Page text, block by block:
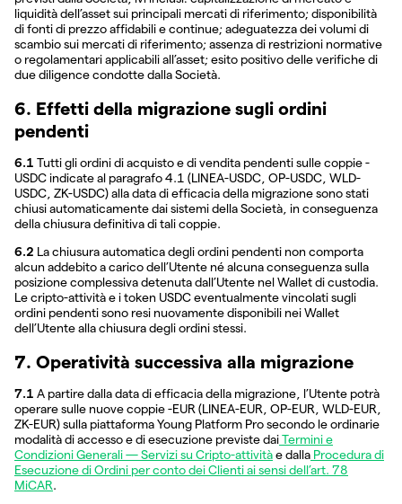
liquidità dell’asset sui principali mercati di riferimento; disponibilità
di fonti di prezzo affidabili e continue; adeguatezza dei volumi di
scambio sui mercati di riferimento; assenza di restrizioni normative
o regolamentari applicabili all’asset; esito positivo delle verifiche di
due diligence condotte dalla Società.
6. Effetti della migrazione sugli ordini
pendenti
6.1 Tutti gli ordini di acquisto e di vendita pendenti sulle coppie -
USDC indicate al paragrafo 4.1 (LINEA-USDC, OP-USDC, WLD-
USDC, ZK-USDC) alla data di efficacia della migrazione sono stati
chiusi automaticamente dai sistemi della Società, in conseguenza
della chiusura definitiva di tali coppie.
6.2 La chiusura automatica degli ordini pendenti non comporta
alcun addebito a carico dell’Utente né alcuna conseguenza sulla
posizione complessiva detenuta dall’Utente nel Wallet di custodia.
Le cripto-attività e i token USDC eventualmente vincolati sugli
ordini pendenti sono resi nuovamente disponibili nei Wallet
dell’Utente alla chiusura degli ordini stessi.
7. Operatività successiva alla migrazione
7.1 A partire dalla data di efficacia della migrazione, l’Utente potrà
operare sulle nuove coppie -EUR (LINEA-EUR, OP-EUR, WLD-EUR,
ZK-EUR) sulla piattaforma Young Platform Pro secondo le ordinarie
modalità di accesso e di esecuzione previste daiTermini e
Condizioni Generali — Servizi su Cripto-attivitàe dalla Procedura di
Esecuzione di Ordini per conto dei Clienti ai sensi dell’art. 78
MiCAR.